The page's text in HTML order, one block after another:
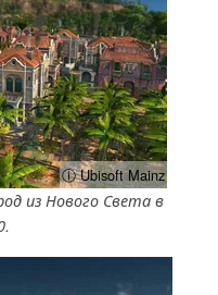
ⓘ Ubisoft Mainz
из Нового Света в